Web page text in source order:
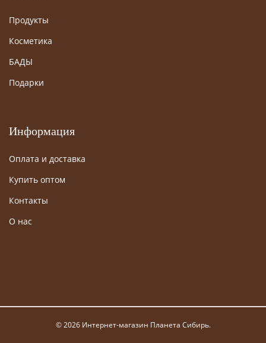
Продукты
Косметика
БАДЫ
Подарки
Информация
Оплата и доставка
Купить оптом
Контакты
О нас
© 2026 Интернет-магазин Планета Сибирь.